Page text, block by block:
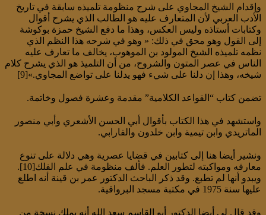
وإقدام الشيخ المجاوي على شرح منظومة تلميذه سابقة في تاريخ
الأدب العربي لأن المتعارف عليه هو الطالب الذي يشرح أقوال
وكتابات أستاذه وليس العكس، وهذا ما دفع الشيخ حمزة بوكوشة
إلى القول وهو محق في ذلك: « وهو في شرحه هذا النظم الذي
نظمه تلميذه الشيخ المولود بن الموهوب، يخالف ما تعارف عليه
الناس في عصر المتون والشروح، من أن التلميذ هو الذي يشرح كلام
شيخه، وهذا إن دلنا على شيء فهو يدلنا على تواضع المجاوي.»[9]
تضمن كتاب “القواعد الكلامية” مقدمة وعشرة فصول وخاتمة.
واستشهد في هذا الكتاب بأقوال أبي الحسن الأشعري وأبي منصور
الماتريدي وابن تيمية وابن خلدون والفارابي.
ونشير أيضا هنا إلى كتابين في قضايا عصرية وهي دلالة على تنوع
معارفه ومواكبته لتطور العلم. فألف منظومة في علم الفلك[10].
ويبدو أنها لم تطبع. وقد ذكر الباحث الدكتور عمر بن قينة أنه اطلع
عليها سنة 1975 في مكتبة مسجد البرواقية.
وقد قال لي أيضا الدكتور أبو القاسم سعد الله أنه يملك نسخة من